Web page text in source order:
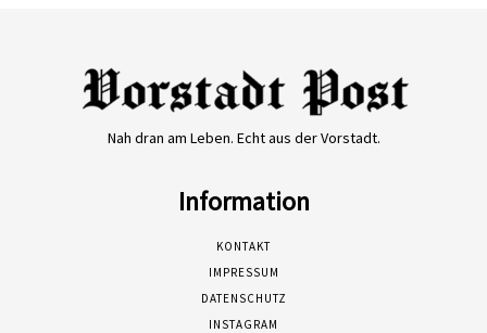
Nah dran am Leben. Echt aus der Vorstadt.
Information
KONTAKT
IMPRESSUM
DATENSCHUTZ
INSTAGRAM